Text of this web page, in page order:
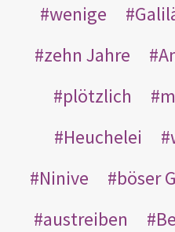
wenige
zehn Jahre
plötzlich
Heuchelei
Ninive
böser
austreiben